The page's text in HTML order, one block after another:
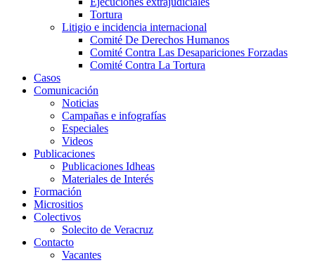
Tortura
Litigio e incidencia internacional
Comité De Derechos Humanos​
Comité Contra Las Desapariciones Forzadas
Comité Contra La Tortura​
Casos
Comunicación
Noticias
Campañas e infografías
Especiales
Videos
Publicaciones
Publicaciones Idheas
Materiales de Interés
Formación
Micrositios
Colectivos
Solecito de Veracruz
Contacto
Vacantes